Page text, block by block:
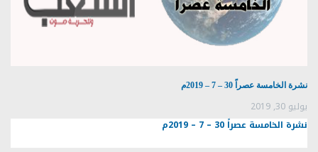
نشرة الخامسة عصراً 30 – 7 – 2019م
يوليو 30, 2019
نشرة الخامسة عصراً 30 – 7 – 2019م